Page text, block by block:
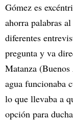
Gómez es
ahorra palabras
diferentes
pregunta y va
Matanza
agua funcionaba
lo que llevaba a
opción para